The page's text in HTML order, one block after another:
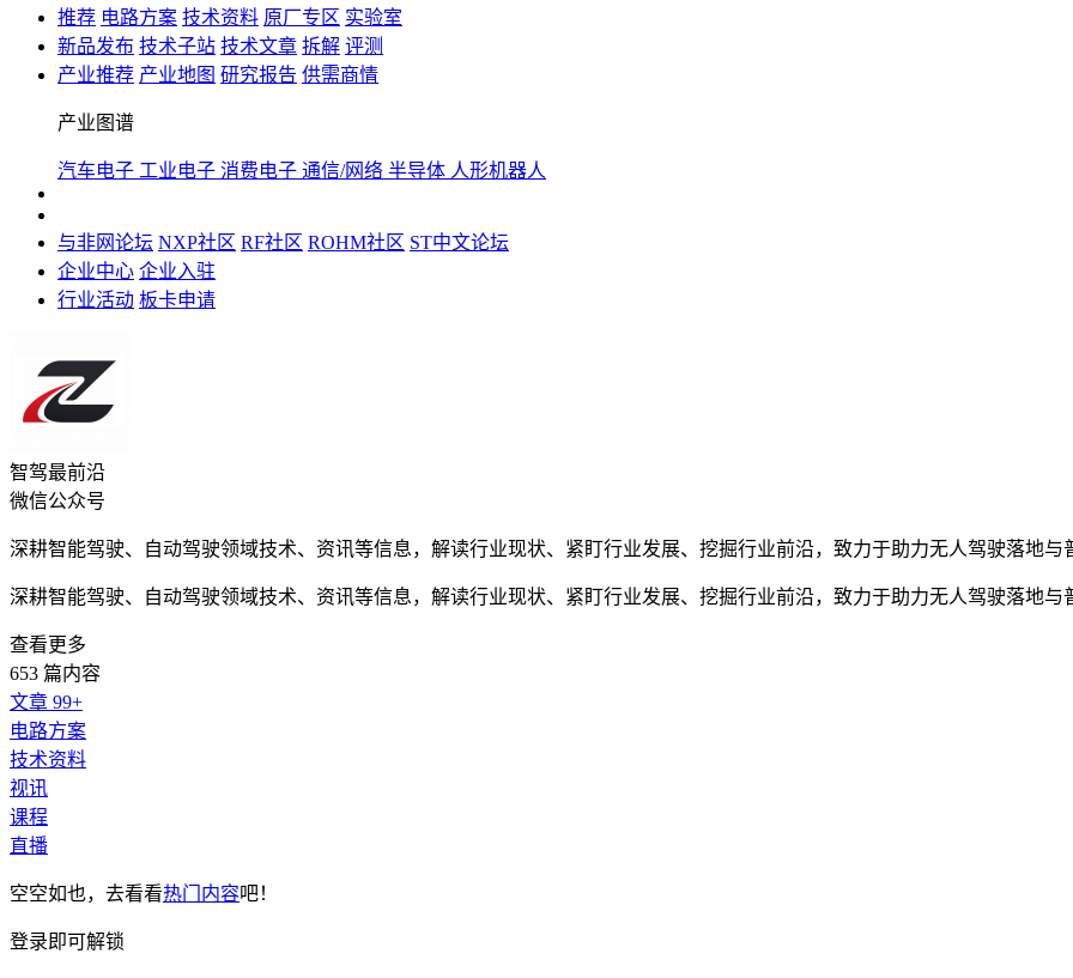
推荐 电路方案 技术资料 原厂专区 实验室
新品发布 技术子站 技术文章 拆解 评测
产业推荐 产业地图 研究报告 供需商情
产业图谱
汽车电子 工业电子 消费电子 通信/网络 半导体 人形机器人
与非网论坛 NXP社区 RF社区 ROHM社区 ST中文论坛
企业中心 企业入驻
行业活动 板卡申请
智驾最前沿
微信公众号
深耕智能驾驶、自动驾驶领域技术、资讯等信息，解读行业现状、紧盯行业发展、挖掘行业前沿，致力于助力无人驾驶落地与
深耕智能驾驶、自动驾驶领域技术、资讯等信息，解读行业现状、紧盯行业发展、挖掘行业前沿，致力于助力无人驾驶落地与
查看更多
653 篇内容
文章 99+
电路方案
技术资料
视讯
课程
直播
空空如也，去看看热门内容吧！
登录即可解锁